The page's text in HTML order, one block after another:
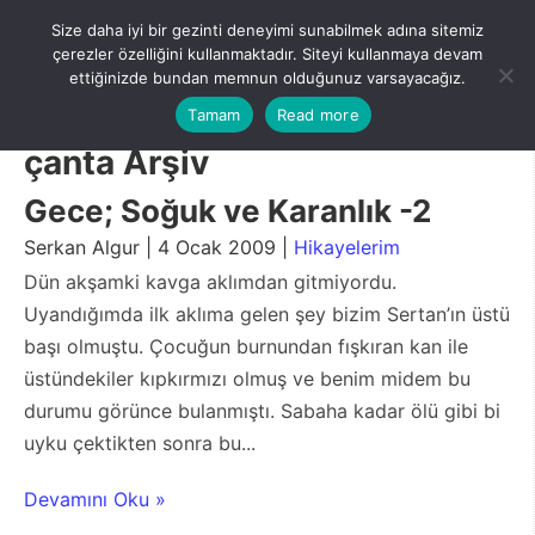
content
Menu
çanta Arşiv
Gece; Soğuk ve Karanlık -2
Serkan Algur | 4 Ocak 2009 | Hikayelerim
Dün akşamki kavga aklımdan gitmiyordu.
Uyandığımda ilk aklıma gelen şey bizim Sertan’ın üstü
başı olmuştu. Çocuğun burnundan fışkıran kan ile
üstündekiler kıpkırmızı olmuş ve benim midem bu
durumu görünce bulanmıştı. Sabaha kadar ölü gibi bi
uyku çektikten sonra bu...
Devamını Oku »
Size daha iyi bir gezinti deneyimi sunabilmek adına sitemiz
çerezler özelliğini kullanmaktadır. Siteyi kullanmaya devam
ettiğinizde bundan memnun olduğunuz varsayacağız.
Tamam
Read more